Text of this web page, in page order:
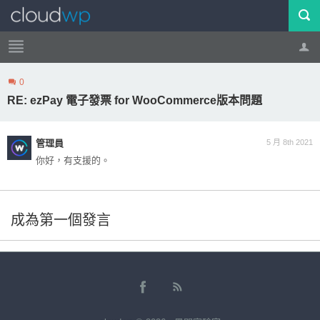
帳號 登出
0
RE: ezPay 電子發票 for WooCommerce版本問題
5 月 8th 2021
管理員
你好，有支援的。
成為第一個發言